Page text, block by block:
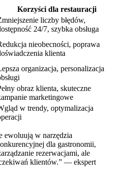
Korzyści dla restauracji
liczby błędów,
24/7, szybka obsługa
nieobecności, poprawa
klienta
organizacja, personalizacja
obraz klienta, skuteczne
marketingowe
w trendy, optymalizacja
ewoluują w narzędzia
dla gastronomii,
rezerwacjami, ale
klientów.” — ekspert